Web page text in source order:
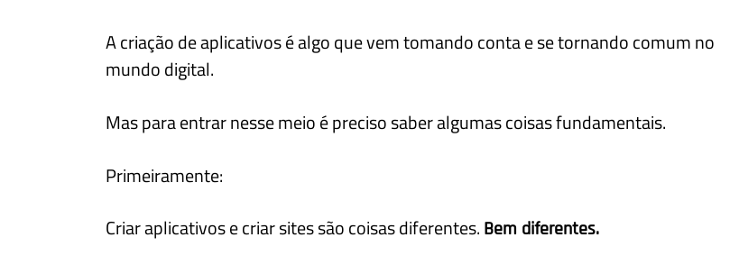
A criação de aplicativos é algo que vem tomando conta e se tornando comum no
mundo digital.
Mas para entrar nesse meio é preciso saber algumas coisas fundamentais.
Primeiramente:
Criar aplicativos e criar sites são coisas diferentes. Bem diferentes.